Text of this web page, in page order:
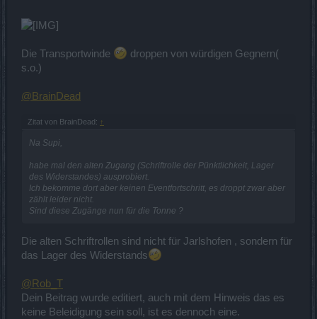
Die Transportwinde
droppen von würdigen Gegnern(
s.o.)
@BrainDead
Zitat von BrainDead: ↑
Na Supi,
habe mal den alten Zugang (Schriftrolle der Pünktlichkeit, Lager
des Widerstandes) ausprobiert.
Ich bekomme dort aber keinen Eventfortschritt, es droppt zwar aber
zählt leider nicht.
Sind diese Zugänge nun für die Tonne ?
Die alten Schriftrollen sind nicht für Jarlshofen , sondern für
das Lager des Widerstands
@Rob_T
Dein Beitrag wurde editiert, auch mit dem Hinweis das es
keine Beleidigung sein soll, ist es dennoch eine.